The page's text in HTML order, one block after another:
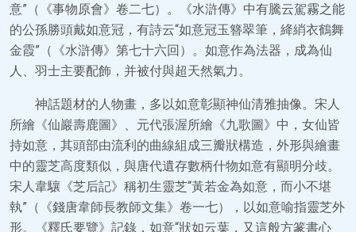
意”（《事物原會》卷二七）。《水滸傳》中有騰云駕霧之能
的公孫勝頭戴如意冠，有詩云“如意冠玉簪翠筆，絳綃衣鶴舞
金霞”（《水滸傳》第七十六回）。如意作為法器，成為仙
人、羽士主要配飾，并被付與超天然氣力。
神話題材的人物畫，多以如意彰顯神仙清雅抽像。宋人
所繪《仙巖壽鹿圖》、元代張渥所繪《九歌圖》中，女仙皆
持如意，其頭部由流利的曲線組成三瓣狀構造，外形與繪畫
中的靈芝高度類似，與唐代遺存數柄什物如意有顯明分歧。
宋人韋驤《芝后記》稱初生靈芝“黃若金為如意，而小不堪
執”（《錢唐韋師長教師文集》卷一七），以如意喻指靈芝外
形。《釋氏要覽》記錄，如意“狀如云葉，又這般方篆書心